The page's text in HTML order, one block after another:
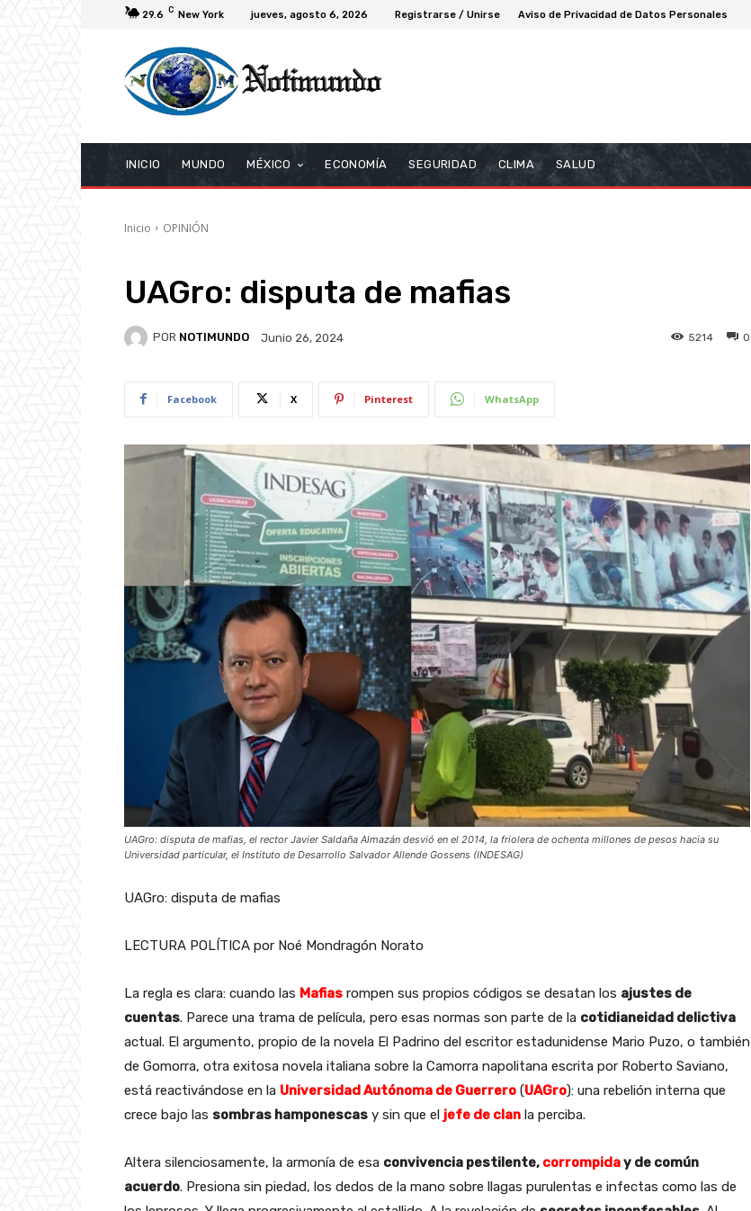
29.6 C New York jueves, agosto 6, 2026 Registrarse / Unirse Aviso de Privacidad de Datos Personales
INICIO MUNDO MÉXICO ECONOMÍA SEGURIDAD CLIMA SALUD
Inicio OPINIÓN
UAGro: disputa de mafias
POR NOTIMUNDO Junio 26, 2024 0
5214
Facebook X Pinterest WhatsApp
UAGro: disputa de mafias, el rector Javier Saldaña Almazán desvió en el 2014, la friolera de ochenta millones de pesos hacia su
Universidad particular, el Instituto de Desarrollo Salvador Allende Gossens (INDESAG)
UAGro: disputa de mafias
LECTURA POLÍTICA por Noé Mondragón Norato
La regla es clara: cuando las Mafias rompen sus propios códigos se desatan los ajustes de
cuentas. Parece una trama de película, pero esas normas son parte de la cotidianeidad delictiva
actual. El argumento, propio de la novela El Padrino del escritor estadunidense Mario Puzo, o también
de Gomorra, otra exitosa novela italiana sobre la Camorra napolitana escrita por Roberto Saviano,
está reactivándose en la Universidad Autónoma de Guerrero (UAGro): una rebelión interna que
crece bajo las sombras hamponescas y sin que el jefe de clan la perciba.
Altera silenciosamente, la armonía de esa convivencia pestilente, corrompiday de común
acuerdo. Presiona sin piedad, los dedos de la mano sobre llagas purulentas e infectas como las de